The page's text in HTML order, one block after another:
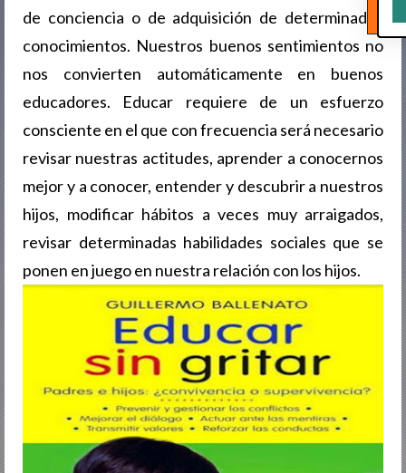
de conciencia o de adquisición de determinados
conocimientos. Nuestros buenos sentimientos no
nos convierten automáticamente en buenos
educadores. Educar requiere de un esfuerzo
consciente en el que con frecuencia será necesario
revisar nuestras actitudes, aprender a conocernos
mejor y a conocer, entender y descubrir a nuestros
hijos, modificar hábitos a veces muy arraigados,
revisar determinadas habilidades sociales que se
ponen en juego en nuestra relación con los hijos.